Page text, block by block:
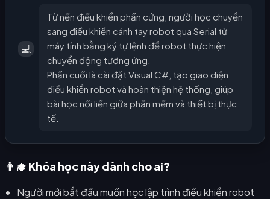
💻
Từ nền điều khiển phần cứng, người học chuyển
sang điều khiển cánh tay robot qua Serial từ
máy tính bằng ký tự lệnh để robot thực hiện
chuyển động tương ứng.
Phần cuối là cài đặt Visual C#, tạo giao diện
điều khiển robot và hoàn thiện hệ thống, giúp
bài học nối liền giữa phần mềm và thiết bị thực
tế.
👨‍🎓 Khóa học này dành cho ai?
Người mới bắt đầu muốn học lập trình điều khiển robot